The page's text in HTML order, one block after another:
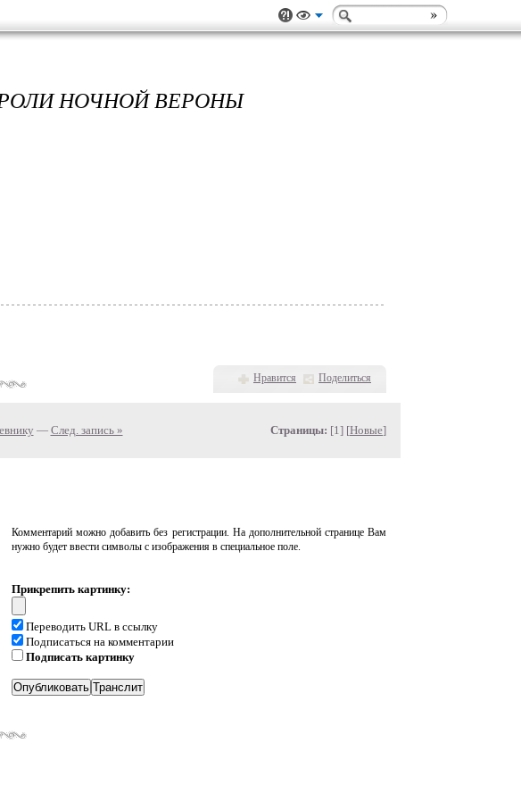
НОЧНОЙ ВЕРОНЫ
Нравится Поделиться
— След. запись » Страницы: [1] [Новые]
Комментарий можно добавить без регистрации. На дополнительной странице Вам
нужно будет ввести символы с изображения в специальное поле.
Прикрепить картинку:
Переводить URL в ссылку
Подписаться на комментарии
Подписать картинку